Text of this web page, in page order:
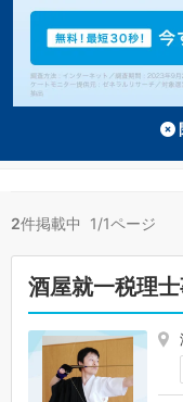
2件掲載中 1/1ページ
酒屋就一税理